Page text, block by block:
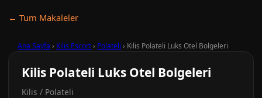
← Tum Makaleler
Ana Sayfa › Kilis Escort› Polateli › Kilis Polateli Luks Otel Bolgeleri
Kilis Polateli Luks Otel Bolgeleri
Kilis / Polateli